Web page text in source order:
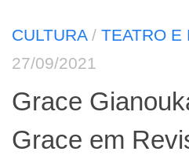
CULTURA/ TEATRO E
27/09/2021
Grace
Grace em